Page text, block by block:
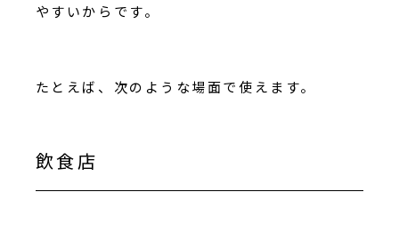
やすいからです。
たとえば、次のような場面で使えます。
飲食店